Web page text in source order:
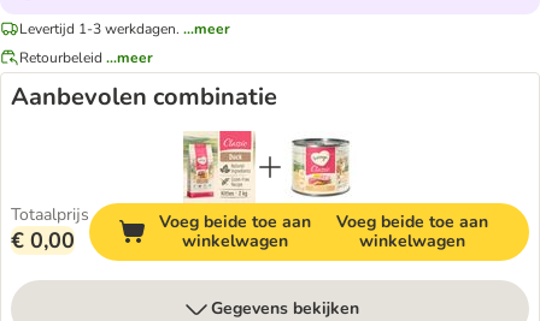
Levertijd 1-3 werkdagen. ...meer
Retourbeleid ...meer
Aanbevolen combinatie
Totaalprijs
€ 0,00
Voeg beide toe aan
winkelwagen
Voeg beide toe aan
winkelwagen
Gegevens bekijken